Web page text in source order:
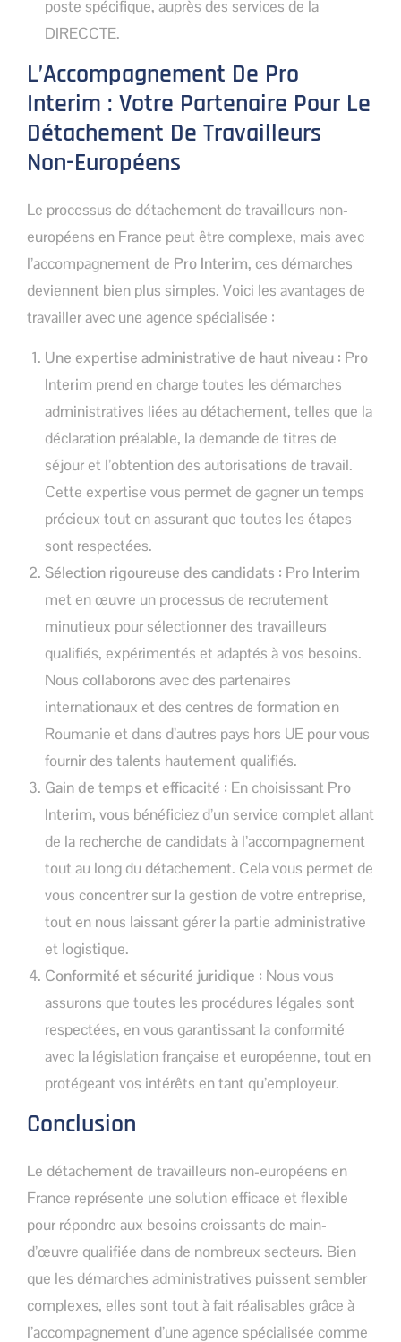
poste spécifique, auprès des services de la
DIRECCTE.
L’Accompagnement De Pro
Interim : Votre Partenaire Pour Le
Détachement De Travailleurs
Non-Européens
Le processus de détachement de travailleurs non-
européens en France peut être complexe, mais avec
l’accompagnement de Pro Interim, ces démarches
deviennent bien plus simples. Voici les avantages de
travailler avec une agence spécialisée :
Une expertise administrative de haut niveau : Pro
Interim prend en charge toutes les démarches
administratives liées au détachement, telles que la
déclaration préalable, la demande de titres de
séjour et l’obtention des autorisations de travail.
Cette expertise vous permet de gagner un temps
précieux tout en assurant que toutes les étapes
sont respectées.
Sélection rigoureuse des candidats : Pro Interim
met en œuvre un processus de recrutement
minutieux pour sélectionner des travailleurs
qualifiés, expérimentés et adaptés à vos besoins.
Nous collaborons avec des partenaires
internationaux et des centres de formation en
Roumanie et dans d’autres pays hors UE pour vous
fournir des talents hautement qualifiés.
Gain de temps et efficacité : En choisissant Pro
Interim, vous bénéficiez d’un service complet allant
de la recherche de candidats à l’accompagnement
tout au long du détachement. Cela vous permet de
vous concentrer sur la gestion de votre entreprise,
tout en nous laissant gérer la partie administrative
et logistique.
Conformité et sécurité juridique : Nous vous
assurons que toutes les procédures légales sont
respectées, en vous garantissant la conformité
avec la législation française et européenne, tout en
protégeant vos intérêts en tant qu’employeur.
Conclusion
Le détachement de travailleurs non-européens en
France représente une solution efficace et flexible
pour répondre aux besoins croissants de main-
d’œuvre qualifiée dans de nombreux secteurs. Bien
que les démarches administratives puissent sembler
complexes, elles sont tout à fait réalisables grâce à
l’accompagnement d’une agence spécialisée comme